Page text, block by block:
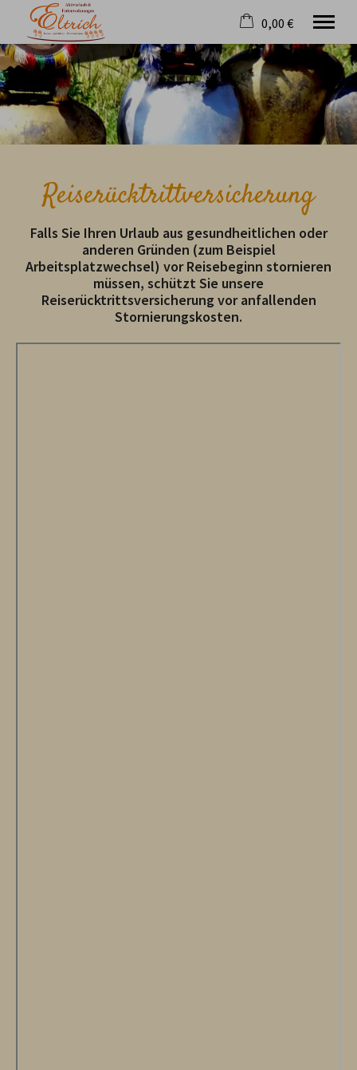
Ohne Zeitraum
Beliebige Personenzahl
Wellness
Bewertungen
Oberstdorf
Infos und Services
08322 966 40
0,00 €
×
Warenkorb ist leer
Reiserücktrittversicherung
Falls Sie Ihren Urlaub aus gesundheitlichen oder
anderen Gründen (zum Beispiel
Arbeitsplatzwechsel) vor Reisebeginn stornieren
müssen, schützt Sie unsere
Reiserücktrittsversicherung vor anfallenden
Stornierungskosten.